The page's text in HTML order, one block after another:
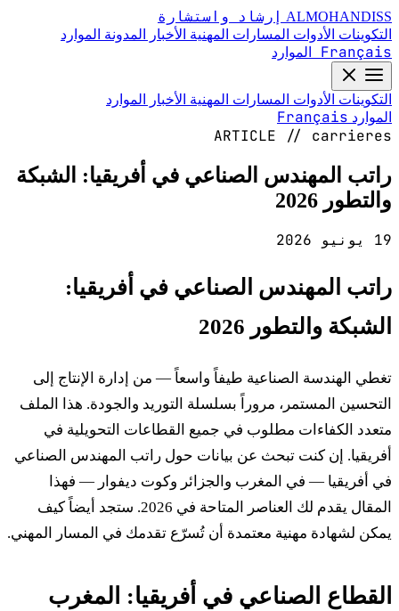
ALMOHANDISS إرشاد واستشارة
التكوينات الأدوات المسارات المهنية الأخبار المدونة الموارد
Français الموارد
التكوينات الأدوات المسارات المهنية الأخبار
الموارد
الموارد Français
ARTICLE // carrieres
راتب المهندس الصناعي في أفريقيا: الشبكة
والتطور 2026
19 يونيو 2026
راتب المهندس الصناعي في أفريقيا:
الشبكة والتطور 2026
تغطي الهندسة الصناعية طيفاً واسعاً — من إدارة الإنتاج إلى
التحسين المستمر، مروراً بسلسلة التوريد والجودة. هذا الملف
متعدد الكفاءات مطلوب في جميع القطاعات التحويلية في
أفريقيا. إن كنت تبحث عن بيانات حول راتب المهندس الصناعي
في أفريقيا — في المغرب والجزائر وكوت ديفوار — فهذا
المقال يقدم لك العناصر المتاحة في 2026. ستجد أيضاً كيف
يمكن لشهادة مهنية معتمدة أن تُسرّع تقدمك في المسار المهني.
القطاع الصناعي في أفريقيا: المغرب